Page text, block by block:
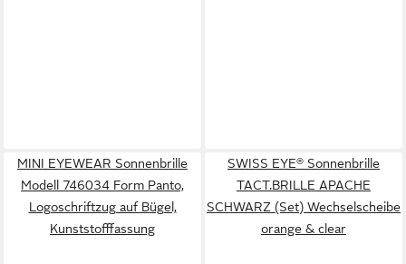
MINI EYEWEAR Sonnenbrille
Modell 746034 Form Panto,
Logoschriftzug auf Bügel,
Kunststofffassung
SWISS EYE® Sonnenbrille
TACT.BRILLE APACHE
SCHWARZ (Set) Wechselscheibe
orange & clear